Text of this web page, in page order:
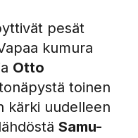
pesät
kumura
Otto
toinen
kärki uudelleen
Samu-